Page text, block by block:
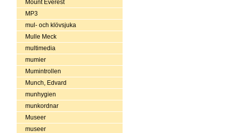
Mount Everest
MP3
mul- och klövsjuka
Mulle Meck
multimedia
mumier
Mumintrollen
Munch, Edvard
munhygien
munkordnar
Museer
museer